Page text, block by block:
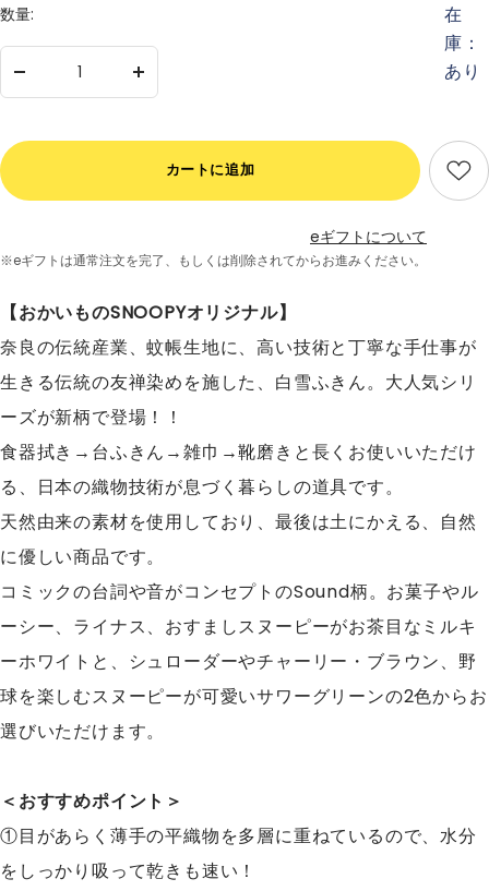
ー
ホ
ワ
イ
リ
ン
数量:
を
数
を
在
庫：
あり
カートに追加
eギフトについて
※eギフトは通常注文を完了、 もしくは削除されてからお進みください。
【おかいものSNOOPYオリジナル】
奈良の伝統産業、蚊帳生地に、高い技術と丁寧な手仕事が
生きる伝統の友禅染めを施した、白雪ふきん。大人気シリ
ーズが新柄で登場！！
食器拭き→台ふきん→雑巾→靴磨きと長くお使いいただけ
る、日本の織物技術が息づく暮らしの道具です。
天然由来の素材を使用しており、最後は土にかえる、自然
に優しい商品です。
コミックの台詞や音がコンセプトのSound柄。お菓子やル
ーシー、ライナス、おすましスヌーピーがお茶目なミルキ
ーホワイトと、シュローダーやチャーリー・ブラウン、野
球を楽しむスヌーピーが可愛いサワーグリーンの2色からお
選びいただけます。
＜おすすめポイント＞
①目があらく薄手の平織物を多層に重ねているので、水分
をしっかり吸って乾きも速い！